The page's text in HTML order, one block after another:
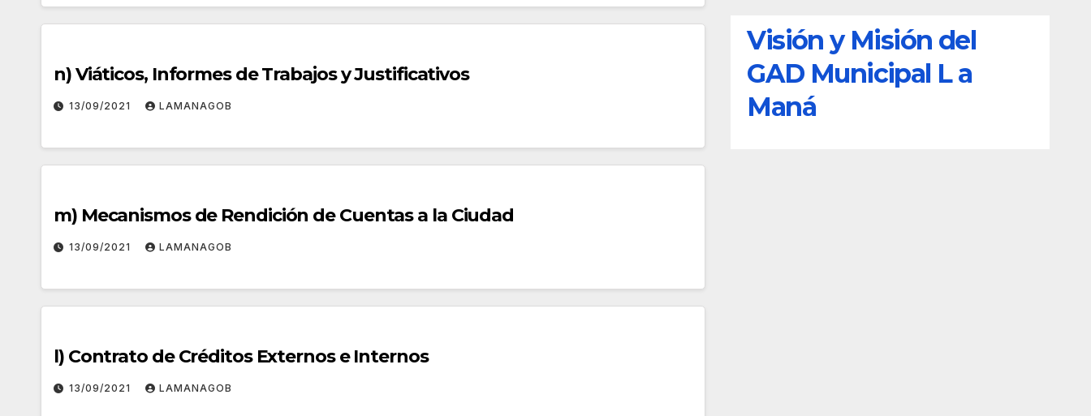
n) Viáticos, Informes de Trabajos y Justificativos
13/09/2021 LAMANAGOB
m) Mecanismos de Rendición de Cuentas a la Ciudad
13/09/2021 LAMANAGOB
l) Contrato de Créditos Externos e Internos
13/09/2021 LAMANAGOB
Visión y Misión del
GAD Municipal L a
Maná